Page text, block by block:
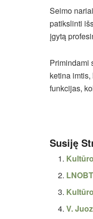
Seimo
patikslinti
įgytą
Primindami
ketina
funkcijas,
Susiję
V.